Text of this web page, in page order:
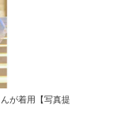
が着用【写真提